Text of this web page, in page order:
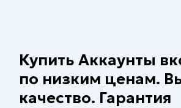
Купить Аккаунты
по низким ценам.
качество. Гарантия